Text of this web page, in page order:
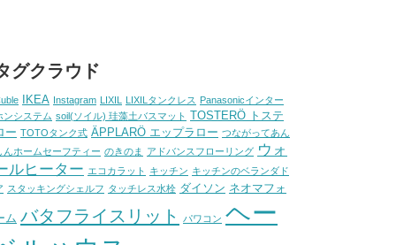
グクラウド
IKEA Instagram LIXIL LIXILタンクレス Panasonicインター
ンシステム soil(ソイル) 珪藻土バスマット TOSTERÖ トステ
ー TOTOタンク式 ÄPPLARÖ エップラロー つながってあん
んホームセーフティー のきのま アドバンスフローリング ウォ
ルヒーター エコカラット キッチン キッチンのベランダド
スタッキングシェルフ タッチレス水栓 ダイソン ネオマフォ
ム バタフライスリット パワコン ヘー